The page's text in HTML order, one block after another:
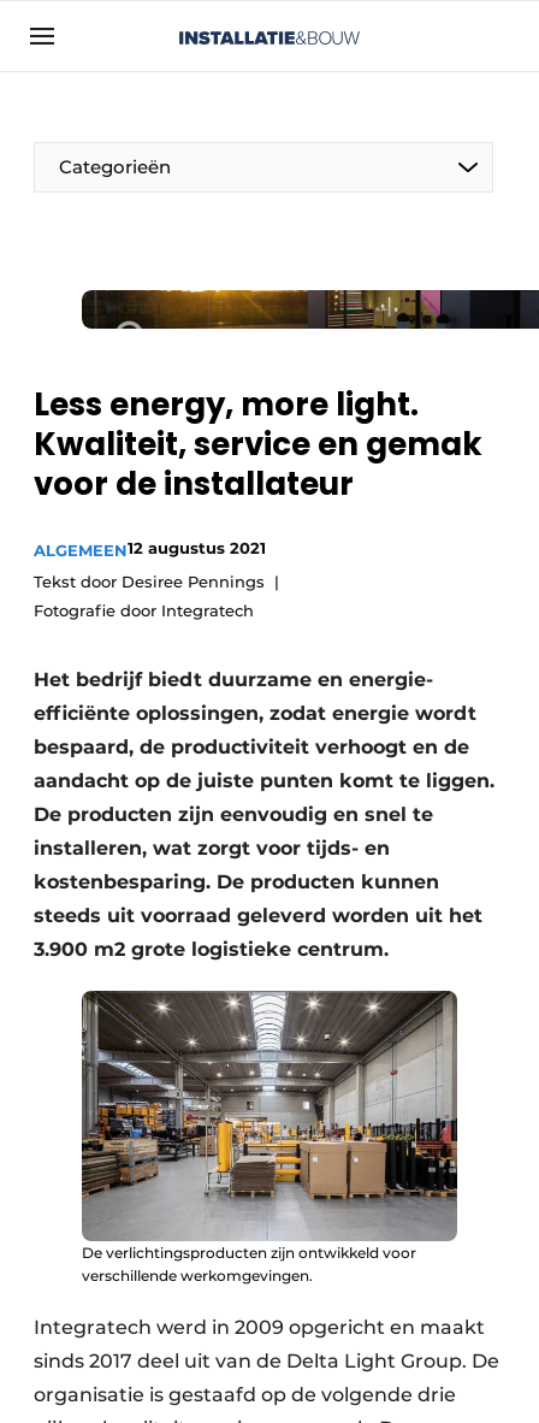
Aanmelden
Bedrijven
Contact
Installatie & Bouw | Platform over
Meest gelezen
Nieuwsbrief
Podcasts
Privacy / Cookie statement
Vacature aanmelden
Vacatures
Categorieën
Less energy, more light.
Kwaliteit, service en gemak
voor de installateur
ALGEMEEN12 augustus 2021
Tekst door Desiree Pennings
Fotografie door Integratech
Het bedrijf biedt duurzame en energie-
efficiënte oplossingen, zodat energie wordt
bespaard, de productiviteit verhoogt en de
aandacht op de juiste punten komt te liggen.
De producten zijn eenvoudig en snel te
installeren, wat zorgt voor tijds- en
kostenbesparing. De producten kunnen
steeds uit voorraad geleverd worden uit het
3.900 m2 grote logistieke centrum.
De verlichtingsproducten zijn ontwikkeld voor
verschillende werkomgevingen.
Integratech werd in 2009 opgericht en maakt
sinds 2017 deel uit van de Delta Light Group. De
organisatie is gestaafd op de volgende drie